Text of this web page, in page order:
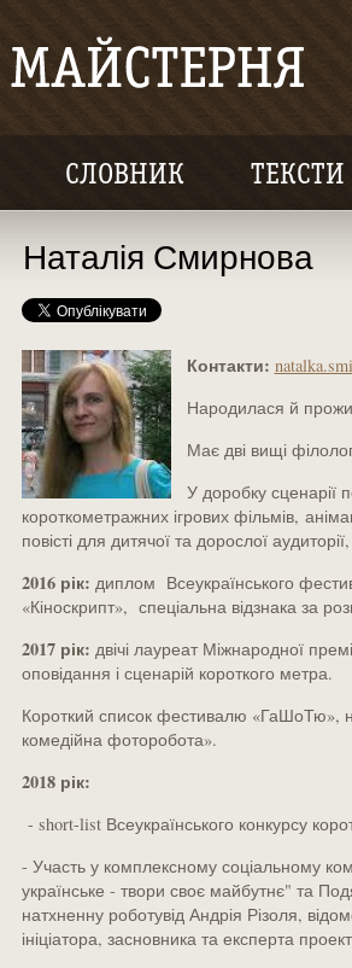
СЛОВНИК ТЕКСТИ
Наталія Смирнова
Контакти:
Народилася й
Має дві вищі
У доробку сценарії
короткометражних ігрових фільмів,
повісті для дитячої та дорослої
2016 рік: диплом Всеукраїнського
«Кіноскрипт», спеціальна відзнака за
2017 рік: двічі лауреат Міжнародної
оповідання і сценарій короткого метра.
Короткий список фестивалю «ГаШоТю»,
комедійна фоторобота».
2018 рік:
- short-list Всеукраїнського конкурсу
- Участь у комплексному соціальному
українське - твори своє майбутнє" та
натхненну роботувід Андрія Різоля,
ініціатора, засновника та експерта